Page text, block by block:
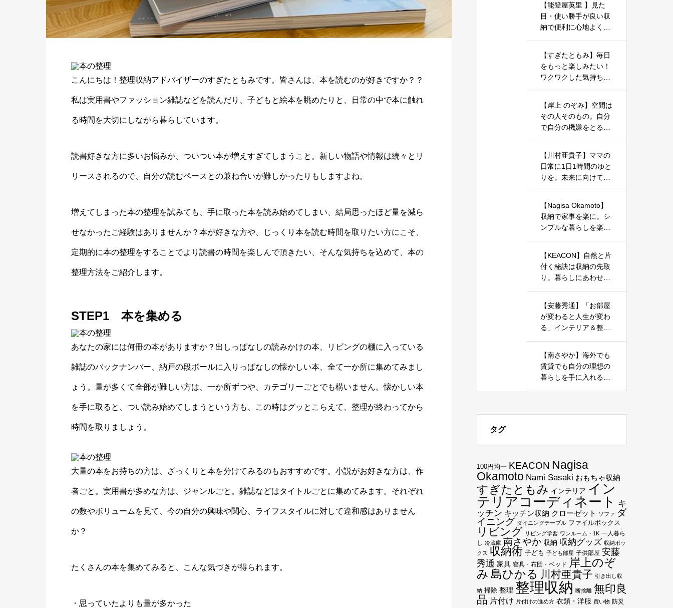
こんにちは！整理収納アドバイザーのすぎたともみです。皆さんは、本を読むのが好きですか？？
私は実用書やファッション雑誌などを読んだり、子どもと絵本を眺めたりと、日常の中で本に触れ
る時間を大切にしながら暮らしています。
読書好きな方に多いお悩みが、ついつい本が増えすぎてしまうこと。新しい物語や情報は続々とリ
リースされるので、自分の読むペースとの兼ね合いが難しかったりもしますよね。
増えてしまった本の整理を試みても、手に取った本を読み始めてしまい、結局思ったほど量を減ら
せなかったご経験はありませんか？本が好きな方や、じっくり本を読む時間を取りたい方にこそ、
定期的に本の整理をすることでより読書の時間を楽しんで頂きたい、そんな気持ちを込めて、本の
整理方法をご紹介します。
STEP1 本を集める
あなたの家には何冊の本がありますか？出しっぱなしの読みかけの本、リビングの棚に入っている
雑誌のバックナンバー、納戸の段ボールに入りっぱなしの懐かしい本、全て一か所に集めてみまし
ょう。量が多くて全部が難しい方は、一か所ずつや、カテゴリーごとでも構いません。懐かしい本
を手に取ると、つい読み始めてしまうという方も、この時はグッとこらえて、整理が終わってから
時間を取りましょう。
大量の本をお持ちの方は、ざっくりと本を分けてみるのもおすすめです。小説がお好きな方は、作
者ごと。実用書が多めな方は、ジャンルごと。雑誌などはタイトルごとに集めてみます。それぞれ
の数やボリュームを見て、今の自分の興味や関心、ライフスタイルに対して違和感はありません
か？
たくさんの本を集めてみると、こんな気づきが得られます。
・思っていたよりも量が多かった
【能登屋英里 】見た
目・使い勝手が良い収
納で便利に心地よく暮
【すぎたともみ】毎日
をもっと楽しみたい！
ワクワクした気持ちで
【岸上 のぞみ】空間は
その人そのもの。自分
で自分の機嫌をとるた
しょう。
【川村亜貴子】ママの
日常に1日1時間のゆと
りを。未来に向けての
【Nagisa Okamoto】
収納で家事を楽に。シ
ンプルな暮らしを楽し
【KEACON】自然と片
付く秘訣は収納の先取
り。暮らしにあわせた
【安藤秀通】「お部屋
が変わると人生が変わ
る」インテリア＆整理
【南さやか】海外でも
賃貸でも自分の理想の
暮らしを手に入れる、
タグ
100円均一 KEACON Nagisa
Okamoto Nami Sasaki おもちゃ収納
すぎたともみ インテリア イン
テリアコーディネート キ
ッチン キッチン収納 クローゼット ソファ ダ
イニング ダイニングテーブル ファイルボックス
リビング リビング学習 ワンルーム・1K 一人暮ら
し 冷蔵庫 南さやか 収納 収納グッズ 収納ボッ
クス 収納術 子ども 子ども部屋 子供部屋 安藤
秀通 家具 寝具・布団・ベッド
岸上のぞ
み 島ひかる 川村亜貴子 引き出し収
納 掃除 整理 整理収納 断捨離 無印良
品 片付け 片付けの進め方 衣類・洋服 買い物 防災